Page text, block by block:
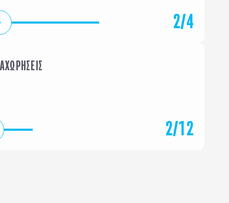
2/4
ΦΕΒΡΟΥΑΡΙΟΣ
2/12